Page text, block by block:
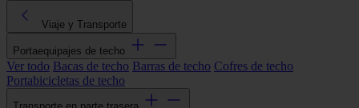
Viaje y Transporte
Portaequipajes de techo
Ver todo Bacas de techo Barras de techo Cofres de techo
Portabicicletas de techo